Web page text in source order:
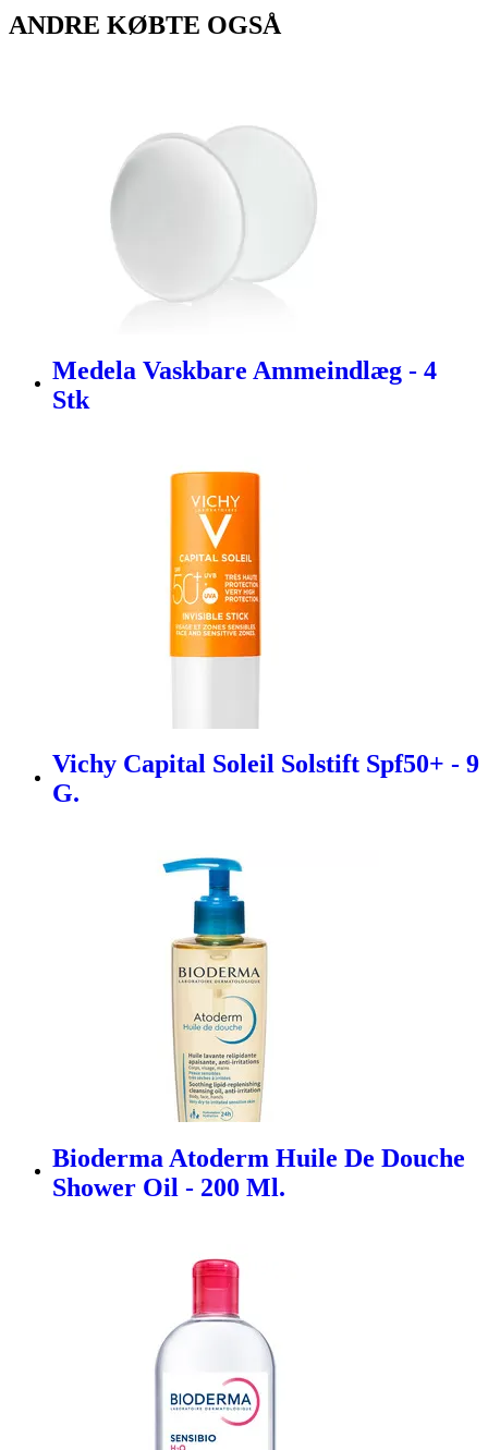
ANDRE KØBTE OGSÅ
Medela Vaskbare Ammeindlæg - 4
Stk
Vichy Capital Soleil Solstift Spf50+ - 9
G.
Bioderma Atoderm Huile De Douche
Shower Oil - 200 Ml.